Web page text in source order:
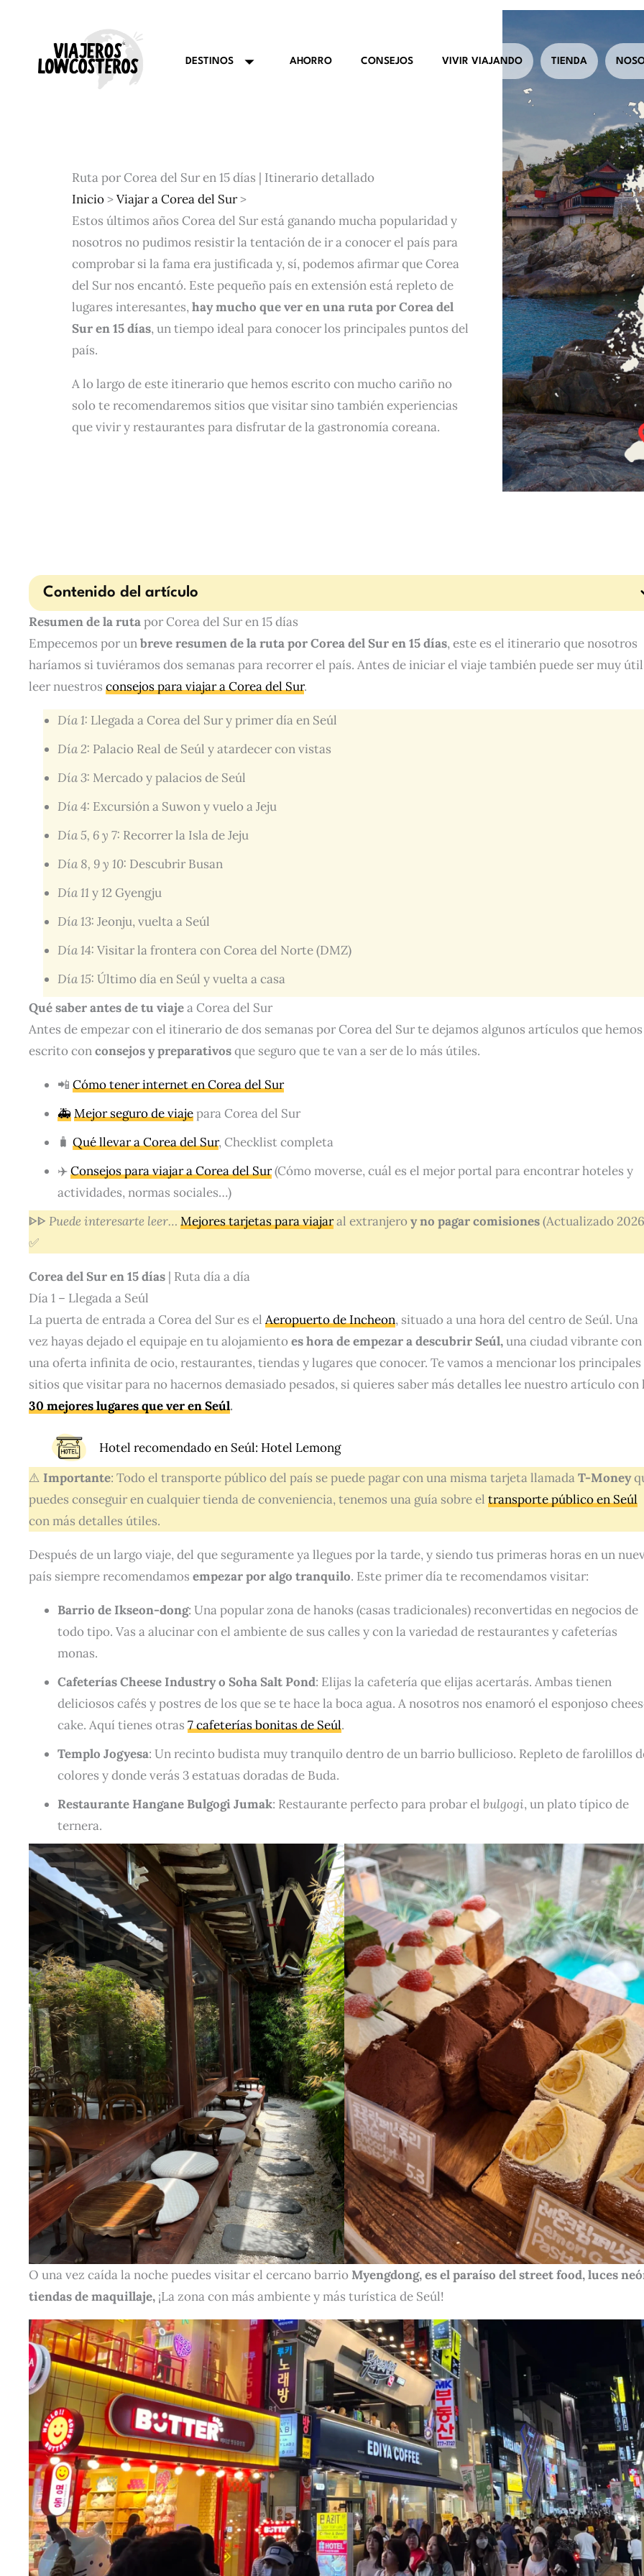
contenido
DESTINOS AHORRO CONSEJOS VIVIR VIAJANDO TIENDA
Ruta por Corea del Sur en 15 días | Itinerario detallado
Inicio>Viajar a Corea del Sur>
Estos últimos años Corea del Sur está ganando mucha popularidad y
nosotros no pudimos resistir la tentación de ir a conocer el país para
comprobar si la fama era justificada y, sí, podemos afirmar que Corea
del Sur nos encantó. Este pequeño país en extensión está repleto de
lugares interesantes,hay mucho que ver en una ruta por Corea del
Sur en 15 días, un tiempo ideal para conocer los principales puntos del
país.
A lo largo de este itinerario que hemos escrito con mucho cariño no
solo te recomendaremos sitios que visitar sino también experiencias
que vivir y restaurantes para disfrutar de la gastronomía coreana.
Contenido del artículo
Resumen de la rutapor Corea del Sur en 15 días
Empecemos por unbreve resumen de la ruta por Corea del Sur en 15 días, este es el itinerario que nosotros
haríamos si tuviéramos dos semanas para recorrer el país. Antes de iniciar el viaje también puede ser muy útil
leer nuestros consejos para viajar a Corea del Sur.
Día 1: Llegada a Corea del Sur y primer día en Seúl
Día 2: Palacio Real de Seúl y atardecer con vistas
Día 3: Mercado y palacios de Seúl
Día 4: Excursión a Suwon y vuelo a Jeju
Día 5, 6 y 7: Recorrer la Isla de Jeju
Día 8, 9 y 10: Descubrir Busan
Día11 y 12 Gyengju
Día 13: Jeonju, vuelta a Seúl
Día 14: Visitar la frontera con Corea del Norte (DMZ)
Día 15: Último día en Seúl y vuelta a casa
Qué saber antes de tu viajea Corea del Sur
Antes de empezar con el itinerario de dos semanas por Corea del Sur te dejamos algunos artículos que hemos
escrito conconsejos y preparativosque seguro que te van a ser de lo más útiles.
📲 Cómo tener internet en Corea del Sur
🚑Mejor seguro de viajepara Corea del Sur
🧳 Qué llevar a Corea del Sur, Checklist completa
✈️Consejos para viajar a Corea del Sur(Cómo moverse, cuál es el mejor portal para encontrar hoteles y
actividades, normas sociales…)
ᐈᐈ Puede interesarte leer… Mejores tarjetas para viajaral extranjeroy no pagar comisiones(Actualizado
✅
Corea del Sur en 15 días | Ruta día a día
Día 1 – Llegada a Seúl
La puerta de entrada a Corea del Sur es el Aeropuerto de Incheon, situado a una hora del centro de Seúl. Una
vez hayas dejado el equipaje en tu alojamientoes hora de empezar a descubrir Seúl,una ciudad vibrante con
una oferta infinita de ocio, restaurantes, tiendas y lugares que conocer. Te vamos a mencionar los principales
sitios que visitar para no hacernos demasiado pesados, si quieres saber más detalles lee nuestro artículo con
30 mejores lugares que ver en Seúl.
Hotel recomendado en Seúl: Hotel Lemong
⚠️ Importante: Todo el transporte público del país se puede pagar con una misma tarjeta llamadaT-Money
puedes conseguir en cualquier tienda de conveniencia, tenemos una guía sobre el transporte público en Seúl
con más detalles útiles.
Después de un largo viaje, del que seguramente ya llegues por la tarde, y siendo tus primeras horas en un
país siempre recomendamos empezar por algo tranquilo. Este primer día te recomendamos visitar:
Barrio de Ikseon-dong: Una popular zona de hanoks (casas tradicionales) reconvertidas en negocios de
todo tipo. Vas a alucinar con el ambiente de sus calles y con la variedad de restaurantes y cafeterías
monas.
Cafeterías Cheese Industry o Soha Salt Pond: Elijas la cafetería que elijas acertarás. Ambas tienen
deliciosos cafés y postres de los que se te hace la boca agua. A nosotros nos enamoró el esponjoso
cake. Aquí tienes otras 7 cafeterías bonitas de Seúl.
Templo Jogyesa: Un recinto budista muy tranquilo dentro de un barrio bullicioso. Repleto de farolillos
colores y donde verás 3 estatuas doradas de Buda.
Restaurante Hangane Bulgogi Jumak: Restaurante perfecto para probar el bulgogi, un plato típico de
ternera.
O una vez caída la noche puedes visitar el cercano barrioMyengdong, es el paraíso del street food, luces
tiendas de maquillaje, ¡La zona con más ambiente y más turística de Seúl!